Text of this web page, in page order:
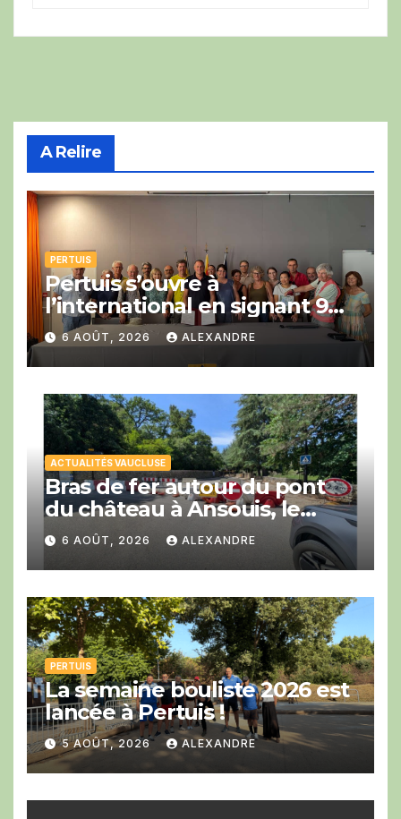
A Relire
PERTUIS
Pertuis s’ouvre à
l’international en signant 9
engagements en faveur du
développement du vélo avec
la COP Bike Ride.
6 AOÛT, 2026 ALEXANDRE
ACTUALITÉS VAUCLUSE
Bras de fer autour du pont
du château à Ansouis, le
Département prend l’affaire
en main
6 AOÛT, 2026 ALEXANDRE
PERTUIS
La semaine bouliste 2026 est
lancée à Pertuis !
5 AOÛT, 2026 ALEXANDRE